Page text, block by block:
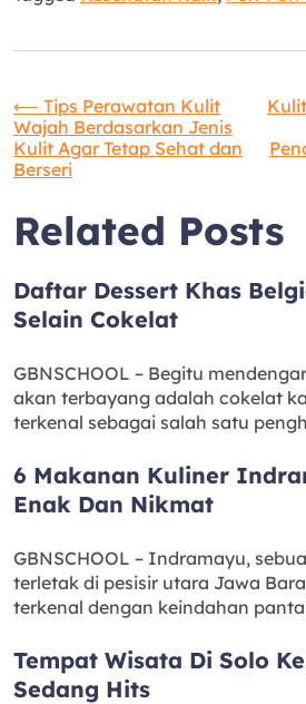
Navigasi
pos
⟵ Tips Perawatan Kulit
Wajah Berdasarkan Jenis
Kulit Agar Tetap Sehat dan
Berseri
Related Posts
Daftar Dessert Khas
Selain Cokelat
GBNSCHOOL – Begitu
akan terbayang adalah cokelat
terkenal sebagai salah satu
6 Makanan Kuliner
Enak Dan Nikmat
GBNSCHOOL – Indramayu,
terletak di pesisir utara Jawa
terkenal dengan keindahan
Tempat Wisata Di Solo
Sedang Hits